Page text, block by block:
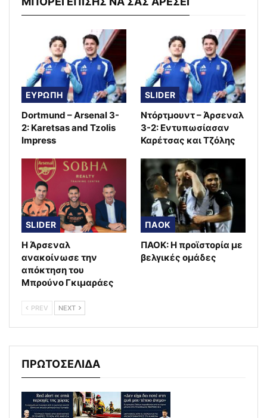
ΕΥΡΩΠΗ
Dortmund – Arsenal 3-
2: Karetsas and Tzolis
Impress
SLIDER
Ντόρτμουντ – Άρσεναλ
3-2: Εντυπωσίασαν
Καρέτσας και Τζόλης
SLIDER
Η Άρσεναλ
ανακοίνωσε την
απόκτηση του
Μπρούνο Γκιμαράες
ΠΑΟΚ
ΠΑΟΚ: Η προϊστορία με
βελγικές ομάδες
PREV NEXT
ΠΡΩΤΟΣΕΛΙΔΑ